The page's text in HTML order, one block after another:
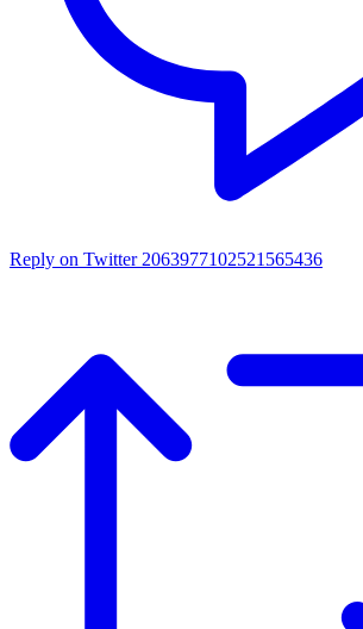
Reply on Twitter 2063977102521565436